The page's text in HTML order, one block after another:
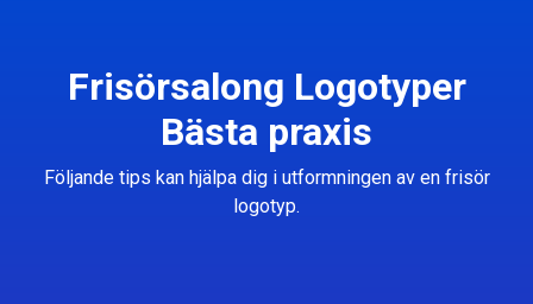
Frisörsalong Logotyper
Bästa praxis
Följande tips kan hjälpa dig i utformningen av en frisör
logotyp.